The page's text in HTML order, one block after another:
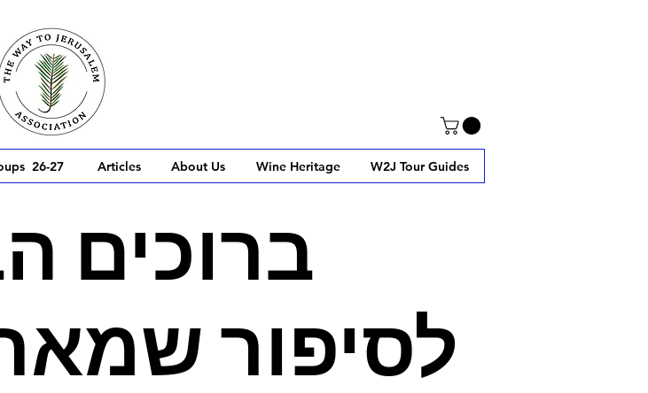
26-27 Articles About Us Wine Heritage W2J Tour Guides
ברוכים
לסיפור